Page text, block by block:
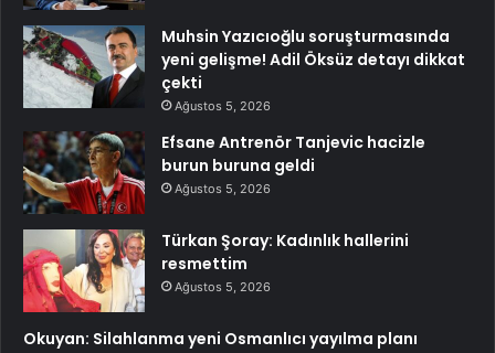
Muhsin Yazıcıoğlu soruşturmasında
yeni gelişme! Adil Öksüz detayı dikkat
çekti
Ağustos 5, 2026
Efsane Antrenör Tanjevic hacizle
burun buruna geldi
Ağustos 5, 2026
Türkan Şoray: Kadınlık hallerini
resmettim
Ağustos 5, 2026
Okuyan: Silahlanma yeni Osmanlıcı yayılma planı